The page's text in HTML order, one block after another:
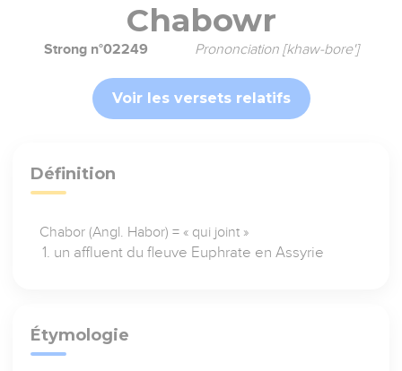
Chabowr
Strong n°02249 Prononciation [khaw-bore']
Voir les versets relatifs
Définition
Chabor (Angl. Habor) = « qui joint »
un affluent du fleuve Euphrate en Assyrie
Étymologie